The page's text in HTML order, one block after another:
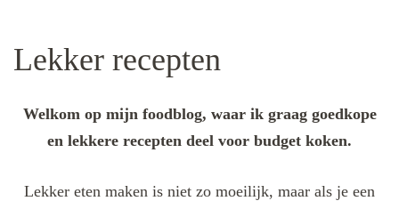
Lekker recepten
Welkom op mijn foodblog, waar ik graag goedkope
en lekkere recepten deel voor budget koken.
Lekker eten maken is niet zo moeilijk, maar als je een